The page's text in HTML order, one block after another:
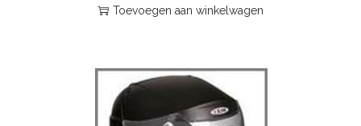
Toevoegen aan winkelwagen